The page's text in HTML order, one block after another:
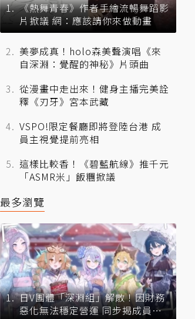
《熱舞青春》作者手繪流暢舞蹈影
片掀議 網：應該請你來做動畫
美夢成真！holo森美聲演唱《來
自深淵：覺醒的神秘》片頭曲
從漫畫中走出來！健身主播完美詮
釋《刃牙》宮本武藏
VSPO!限定餐廳即將登陸台港 成
員主視覺提前亮相
這樣比較香！《碧藍航線》推千元
「ASMR米」飯糰掀議
最多瀏覽
日V團體「深淵組」解散！因財務
惡化無法穩定營運 同步揭成員未